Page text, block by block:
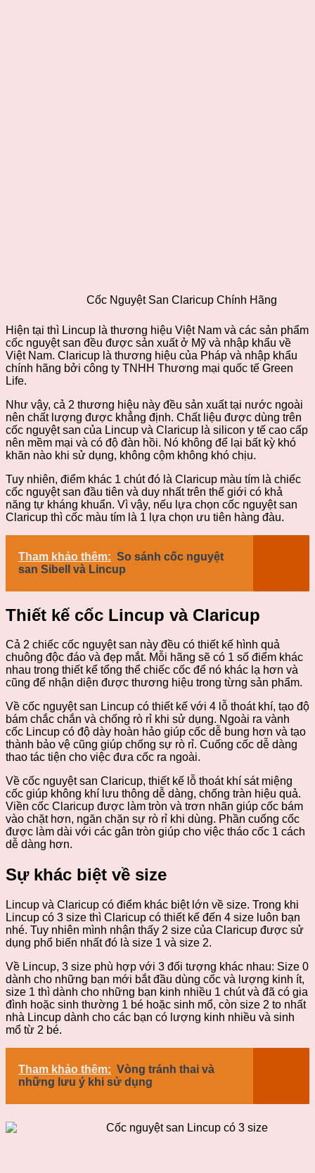
Cốc Nguyệt San Claricup Chính Hãng
Hiện tại thì Lincup là thương hiệu Việt Nam và các sản phẩm
cốc nguyệt san đều được sản xuất ở Mỹ và nhập khẩu về
Việt Nam. Claricup là thương hiệu của Pháp và nhập khẩu
chính hãng bởi công ty TNHH Thương mại quốc tế Green
Life.
Như vậy, cả 2 thương hiệu này đều sản xuất tại nước ngoài
nên chất lượng được khẳng định. Chất liệu được dùng trên
cốc nguyệt san của Lincup và Claricup là silicon y tế cao cấp
nên mềm mại và có độ đàn hồi. Nó không để lại bất kỳ khó
khăn nào khi sử dụng, không cộm không khó chịu.
Tuy nhiên, điểm khác 1 chút đó là Claricup màu tím là chiếc
cốc nguyệt san đầu tiên và duy nhất trên thế giới có khả
năng tự kháng khuẩn. Vì vậy, nếu lựa chọn cốc nguyệt san
Claricup thì cốc màu tím là 1 lựa chọn ưu tiên hàng đàu.
Tham khảo thêm: So sánh cốc nguyệt
san Sibell và Lincup
Thiết kế cốc Lincup và Claricup
Cả 2 chiếc cốc nguyệt san này đều có thiết kế hình quả
chuông độc đáo và đẹp mắt. Mỗi hãng sẽ có 1 số điểm khác
nhau trong thiết kể tổng thể chiếc cốc để nó khác lạ hơn và
cũng để nhận diện được thương hiệu trong từng sản phẩm.
Về cốc nguyệt san Lincup có thiết kế với 4 lỗ thoát khí, tạo độ
bám chắc chắn và chống rò rỉ khi sử dụng. Ngoài ra vành
cốc Lincup có độ dày hoàn hảo giúp cốc dễ bung hơn và tạo
thành bảo vệ cũng giúp chống sự rò rỉ. Cuống cốc dễ dàng
thao tác tiện cho việc đưa cốc ra ngoài.
Về cốc nguyệt san Claricup, thiết kế lỗ thoát khí sát miệng
cốc giúp không khí lưu thông dễ dàng, chống tràn hiệu quả.
Viền cốc Claricup được làm tròn và trơn nhãn giúp cốc bám
vào chặt hơn, ngăn chặn sự rò rỉ khi dùng. Phần cuống cốc
được làm dài với các gân tròn giúp cho việc tháo cốc 1 cách
dễ dàng hơn.
Sự khác biệt về size
Lincup và Claricup có điểm khác biệt lớn về size. Trong khi
Lincup có 3 size thì Claricup có thiết kế đến 4 size luôn bạn
nhé. Tuy nhiên mình nhận thấy 2 size của Claricup được sử
dụng phổ biến nhất đó là size 1 và size 2.
Về Lincup, 3 size phù hợp với 3 đối tượng khác nhau: Size 0
dành cho những bạn mới bắt đầu dùng cốc và lượng kinh ít,
size 1 thì dành cho những bạn kinh nhiều 1 chút và đã có gia
đình hoặc sinh thường 1 bé hoặc sinh mổ, còn size 2 to nhất
nhà Lincup dành cho các bạn có lượng kinh nhiều và sinh
mổ từ 2 bé.
Tham khảo thêm: Vòng tránh thai và
những lưu ý khi sử dụng